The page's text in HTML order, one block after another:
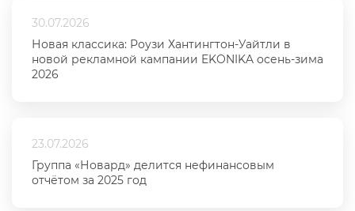
30.07.2026
Новая классика: Роузи Хантингтон-Уайтли в
новой рекламной кампании EKONIKA осень-зима
2026
23.07.2026
Группа «Новард» делится нефинансовым
отчётом за 2025 год